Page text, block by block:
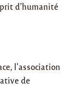
d’humanité
l’association
de